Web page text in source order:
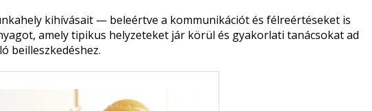
kihívásait — beleértve a kommunikációt és félreértéseket is
amely tipikus helyzeteket jár körül és gyakorlati tanácsokat ad
beilleszkedéshez.